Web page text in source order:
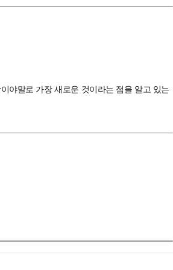
야말로 가장 새로운 것이라는 점을 알고 있는